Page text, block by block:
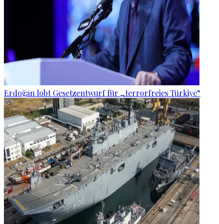
Erdoğan lobt Gesetzentwurf für „terrorfreies Türkiye“